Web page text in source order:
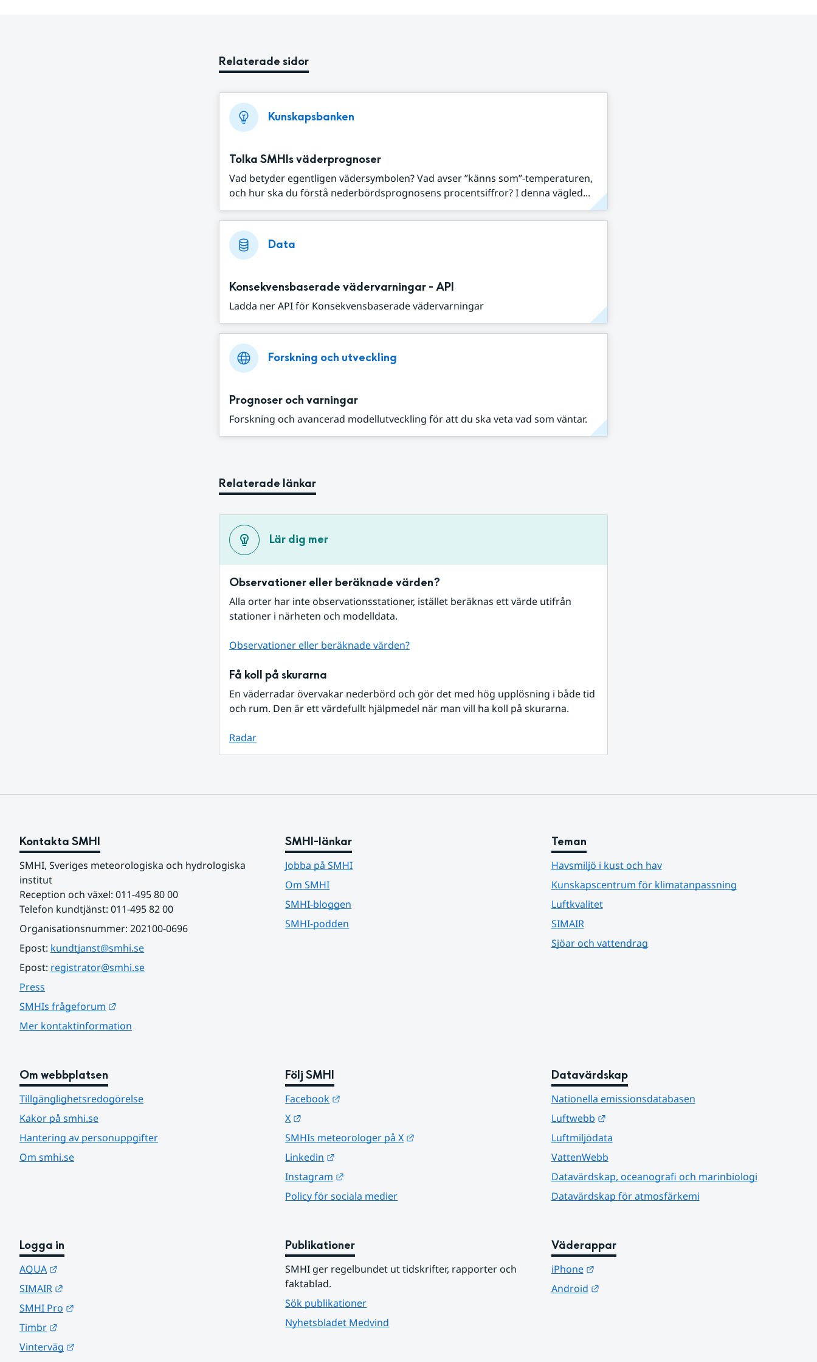
Relaterade sidor
Kunskapsbanken
Tolka SMHIs väderprognoser
Vad betyder egentligen vädersymbolen? Vad avser ”känns som”-temperaturen,
och hur ska du förstå nederbördsprognosens procentsiffror? I denna vägled...
Data
Konsekvensbaserade vädervarningar - API
Ladda ner API för Konsekvensbaserade vädervarningar
Forskning och utveckling
Prognoser och varningar
Forskning och avancerad modellutveckling för att du ska veta vad som väntar.
Relaterade länkar
Lär dig mer
Observationer eller beräknade värden?
Alla orter har inte observationsstationer, istället beräknas ett värde utifrån
stationer i närheten och modelldata.
Observationer eller beräknade värden?
Få koll på skurarna
En väderradar övervakar nederbörd och gör det med hög upplösning i både tid
och rum. Den är ett värdefullt hjälpmedel när man vill ha koll på skurarna.
Radar
Kontakta SMHI
SMHI, Sveriges meteorologiska och hydrologiska
institut
Reception och växel: 011-495 80 00
Telefon kundtjänst: 011-495 82 00
Organisationsnummer: 202100-0696
Epost: kundtjanst@smhi.se
Epost: registrator@smhi.se
Press
SMHIs frågeforum
Mer kontaktinformation
SMHI-länkar
Jobba på SMHI
Om SMHI
SMHI-bloggen
SMHI-podden
Teman
Havsmiljö i kust och hav
Kunskapscentrum för klimatanpassning
Luftkvalitet
SIMAIR
Sjöar och vattendrag
Om webbplatsen
Tillgänglighetsredogörelse
Kakor på smhi.se
Hantering av personuppgifter
Om smhi.se
Följ SMHI
Facebook
X
SMHIs meteorologer på X
Linkedin
Instagram
Policy för sociala medier
Datavärdskap
Nationella emissionsdatabasen
Luftwebb
Länk till annan webbplats.
Luftmiljödata
VattenWebb
Datavärdskap, oceanografi och marinbiologi
Datavärdskap för atmosfärkemi
Logga in
AQUA
SIMAIR
SMHI Pro
Timbr
Vinterväg
Publikationer
SMHI ger regelbundet ut tidskrifter, rapporter och
faktablad.
Sök publikationer
Nyhetsbladet Medvind
Väderappar
iPhone
Länk till annan webbplats.
Android
Länk till annan webbplats.